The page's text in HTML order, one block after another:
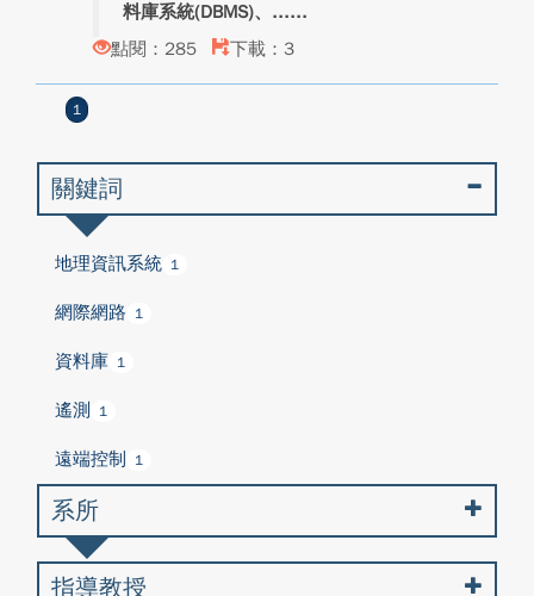
料庫系統(DBMS)、...
點閱：285
下載：3
1
關鍵詞
地理資訊系統 1
網際網路 1
資料庫 1
遙測 1
遠端控制 1
系所
指導教授